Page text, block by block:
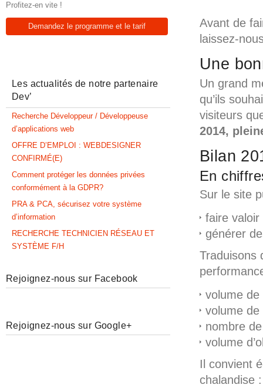
Avant de
laissez-
Une
Un grand
qu’ils
visiteurs
2014,
Bilan
En
Sur le site
faire
générer
Traduisons
volume de
volume
nombre
volume
Il convient
chalandise
Profitez-en vite !
Demandez le programme et le tarif
Les actualités de notre partenaire
Dev’
Recherche Développeur / Développeuse
d’applications web
OFFRE D’EMPLOI : WEBDESIGNER
CONFIRMÉ(E)
Comment protéger les données privées
conformément à la GDPR?
PRA & PCA, sécurisez votre système
d’information
RECHERCHE TECHNICIEN RÉSEAU ET
SYSTÈME F/H
Rejoignez-nous sur Facebook
Rejoignez-nous sur Google+